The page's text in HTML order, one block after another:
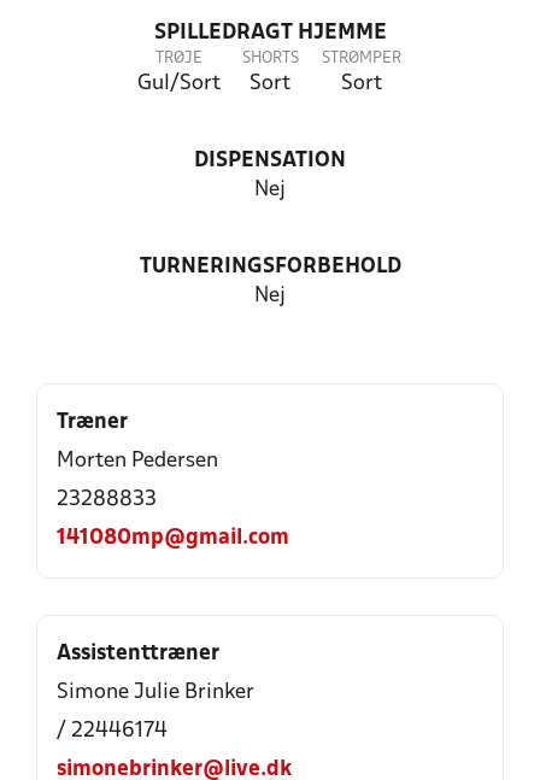
SPILLEDRAGT HJEMME
TRØJE
Gul/Sort
SHORTS
Sort
STRØMPER
Sort
DISPENSATION
Nej
TURNERINGSFORBEHOLD
Nej
Træner
Morten Pedersen
23288833
141080mp@gmail.com
Assistenttræner
Simone Julie Brinker
/ 22446174
simonebrinker@live.dk